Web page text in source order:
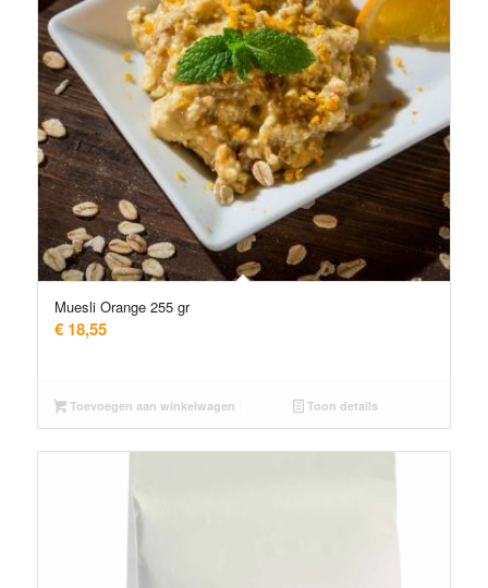
Muesli Orange 255 gr
€18,55
Toevoegen aan winkelwagen Toon details